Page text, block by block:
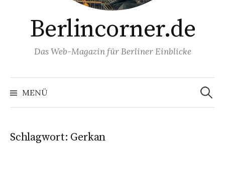
Berlincorner.de
Das Web-Magazin für Berliner Einblicke
MENÜ
Suchen
nach:
Schlagwort: Gerkan